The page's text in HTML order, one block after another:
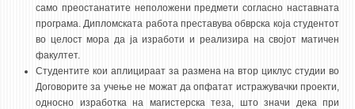
само преостанатите неположени предмети согласно наставната
програма. Дипломската работа преставува обврска која студентот
во целост мора да ја изработи и реализира на својот матичен
факултет.
Студентите кои аплицираат за размена на втор циклус студии во
Договорите за учење не можат да опфатат истражувачки проекти,
односно изработка на магистерска теза, што значи дека при